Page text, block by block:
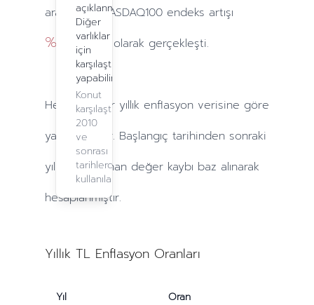
açıklanmadı.
Diğer
varlıklar
için
karşılaştırma
yapabilirsiniz.
Konut
karşılaştırma,
2010
ve
sonrası
tarihlerde
kullanılabilir.
arasındaki NASDAQ100 endeks artışı
%4289.66 olarak gerçekleşti.
Hesaplamalar yıllık enflasyon verisine göre
yapılmaktadır. Başlangıç tarihinden sonraki
yıllardayaşanan değer kaybı baz alınarak
hesaplanmıştır.
Yıllık TL Enflasyon Oranları
Yıl Oran